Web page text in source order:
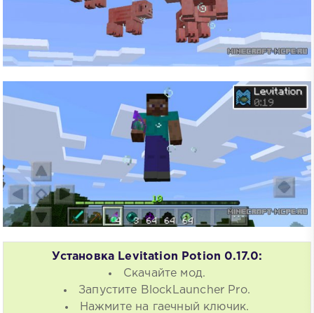
Установка Levitation Potion 0.17.0:
Скачайте мод.
Запустите BlockLauncher Pro.
Нажмите на гаечный ключик.